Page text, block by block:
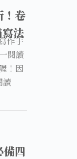
！卷
法
作手
閱讀
！因
讀
備四